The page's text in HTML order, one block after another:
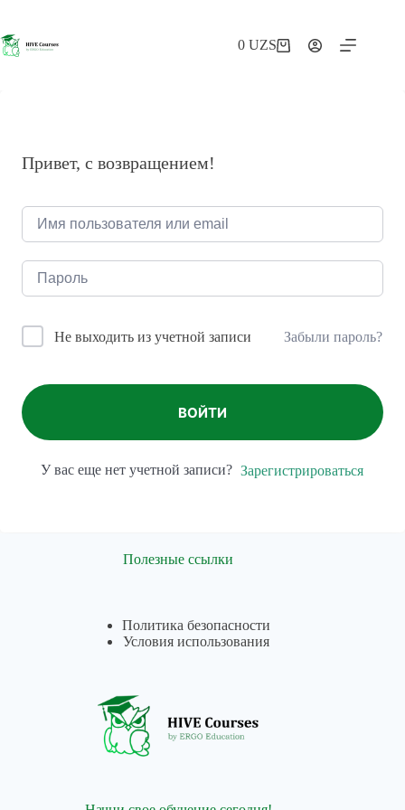
сути
Корзина
0UZS
Привет, с возвращением!
Не выходить из учетной записи Забыли пароль?
ВОЙТИ
У вас еще нет учетной записи? Зарегистрироваться
Полезные ссылки
Политика безопасности
Условия использования